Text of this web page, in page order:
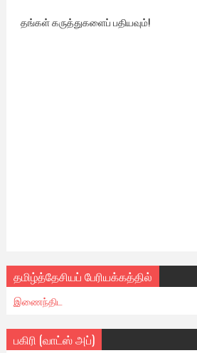
தங்கள் கருத்துகளைப் பதியவும்!
தமிழ்த்தேசியப் பேரியக்கத்தில்
இணைந்திட
பகிரி (வாட்ஸ் அப்)